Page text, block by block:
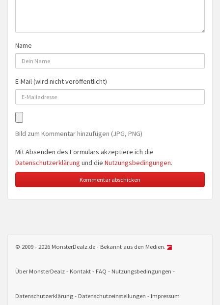
Name
E-Mail (wird nicht veröffentlicht)
Bild zum Kommentar hinzufügen (JPG, PNG)
Mit Absenden des Formulars akzeptiere ich die
Datenschutzerklärung und die Nutzungsbedingungen.
© 2009 - 2026 MonsterDealz.de - Bekannt aus den Medien.
Über MonsterDealz Kontakt FAQ Nutzungsbedingungen
Datenschutzerklärung Datenschutzeinstellungen Impressum